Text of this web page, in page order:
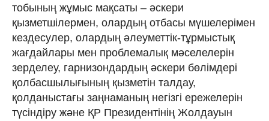
тобының жұмыс мақсаты – әскери
қызметшілермен, олардың отбасы мүшелерімен
кездесулер, олардың әлеуметтік-тұрмыстық
жағдайлары мен проблемалық мәселелерін
зерделеу, гарнизондардың әскери бөлімдері
қолбасшылығының қызметін талдау,
қолданыстағы заңнаманың негізгі ережелерін
түсіндіру және ҚР Президентінің Жолдауын